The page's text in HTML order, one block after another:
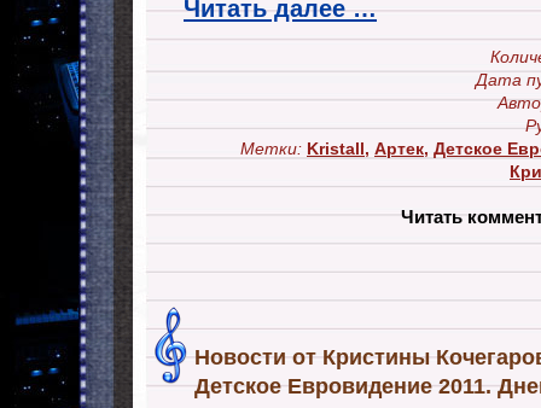
Читать далее …
Дата
Метки: Kristall, Артек, Детское
Читать
Новости от Кристины
Детское Евровидение 2011.